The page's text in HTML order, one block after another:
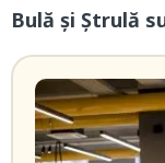
Bulă și Ștrulă